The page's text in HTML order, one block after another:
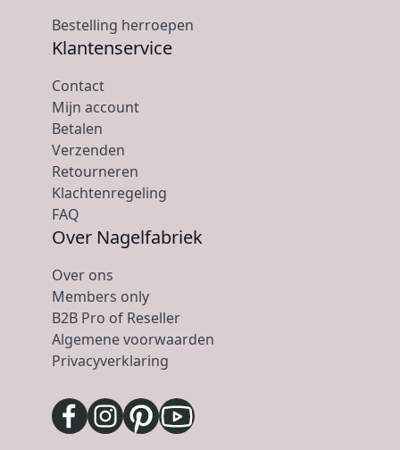
Bestelling herroepen
Klantenservice
Contact
Mijn account
Betalen
Verzenden
Retourneren
Klachtenregeling
FAQ
Over Nagelfabriek
Over ons
Members only
B2B Pro of Reseller
Algemene voorwaarden
Privacyverklaring